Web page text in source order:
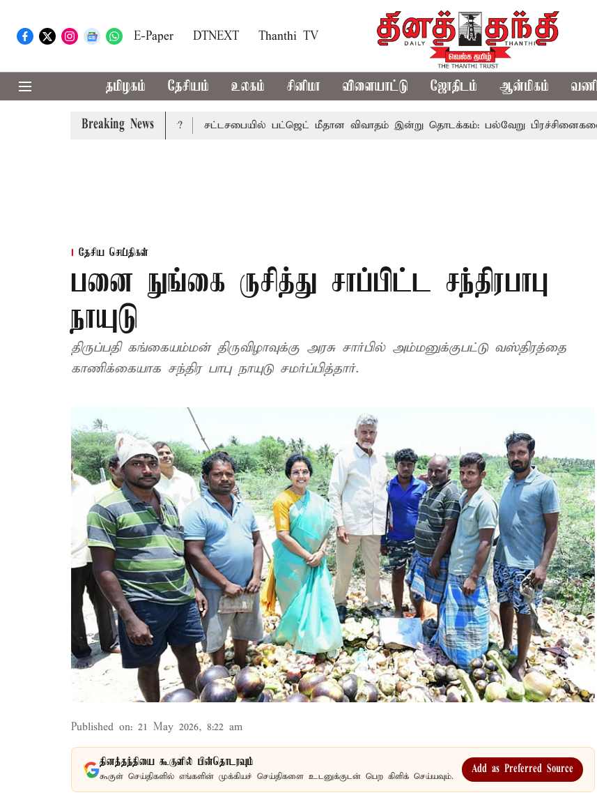
E-Paper DTNEXT Thanthi TV
தமிழகம் தேசியம் உலகம் சினிமா விளையாட்டு ஜோதிடம் ஆன்மிகம்
Breaking News
மாற்றமா?, தடுமாற்றமா? சட்டசபையில் பட்ஜெட் மீதான விவாதம் இன்று தொடக்கம்: பல்வேறு பிரச்சினைகளை எழுப்ப
தேசிய செய்திகள்
பனை நுங்கை ருசித்து சாப்பிட்ட சந்திரபாபு
நாயுடு
திருப்பதி கங்கையம்மன் திருவிழாவுக்கு அரசு சார்பில் அம்மனுக்குபட்டு வஸ்திரத்தை
காணிக்கையாக சந்திர பாபு நாயுடு சமர்ப்பித்தார்.
Published on: 21 May 2026, 8:22 am
தினத்தந்தியை கூகுளில் பின்தொடரவும்
கூகுள் செய்திகளில் எங்களின் முக்கியச் செய்திகளை உடனுக்குடன் பெற கிளிக் செய்யவும்.
Add as Preferred Source